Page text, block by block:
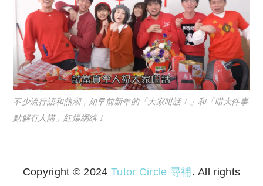
不少流行語和熱潮，如早前新年的「大家咁話！」和「咁大件事
點解冇人講」紅爆網絡！
Copyright © 2024 Tutor Circle 尋補. All rights